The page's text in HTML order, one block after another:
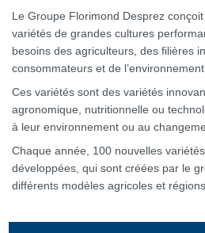
Le Groupe Florimond Desprez
variétés de grandes cultures
besoins des agriculteurs, des filières
consommateurs et de l’environnement.
Ces variétés sont des variétés
agronomique, nutritionnelle ou
à leur environnement ou au
Chaque année, 100 nouvelles
développées, qui sont créées par le
différents modèles agricoles et